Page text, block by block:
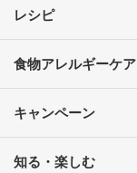
レシピ
食物アレルギーケア
キャンペーン
知る・楽しむ